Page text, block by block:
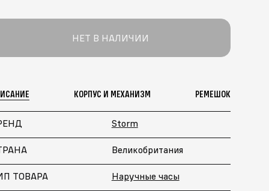
НЕТ В НАЛИЧИИ
КОРПУС И МЕХАНИЗМ РЕМЕШОК
Storm
Великобритания
ТОВАРА Наручные часы